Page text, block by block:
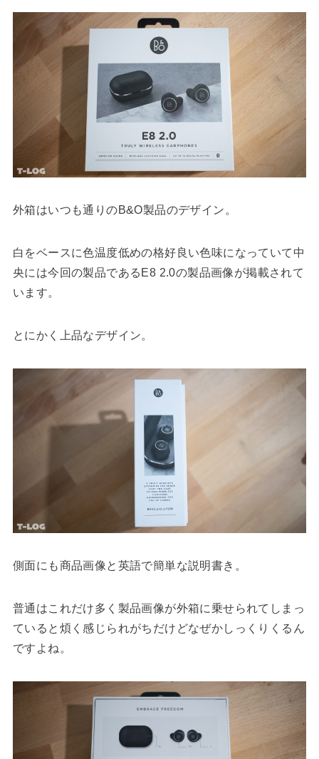
外箱はいつも通りのB&O製品のデザイン。
白をベースに色温度低めの格好良い色味になっていて中
央には今回の製品であるE8 2.0の製品画像が掲載されて
います。
とにかく上品なデザイン。
側面にも商品画像と英語で簡単な説明書き。
普通はこれだけ多く製品画像が外箱に乗せられてしまっ
ていると煩く感じられがちだけどなぜかしっくりくるん
ですよね。